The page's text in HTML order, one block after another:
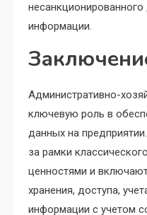
информации.
Административно-
ключевую роль в
данных на
за рамки
ценностями и
хранения, доступа,
информации с учетом